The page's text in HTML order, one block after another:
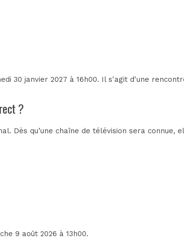
30 janvier 2027 à 16h00. Il s'agit d'une
?
Dès qu’une chaîne de télévision sera connue,
9 août 2026 à 13h00.